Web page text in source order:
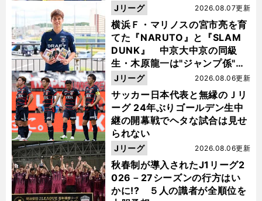
横浜Ｆ・マリノスの宮市亮を育
てた『NARUTO』と『SLAM
DUNK』 中京大中京の同級
生・木原龍一は"ジャンプ係"だ
った
2026.08.07更新
Jリーグ
サッカー日本代表と無縁のＪリ
ーグ 24年ぶりゴールデン生中
継の開幕戦でヘタな試合は見せ
られない
2026.08.06更新
Jリーグ
秋春制が導入されたJ1リーグ2
026－27シーズンの行方はい
かに!? ５人の識者が全順位を
2026.08.06更新
Jリーグ